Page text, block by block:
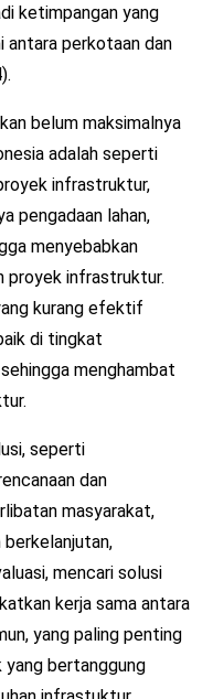
ketimpangan yang
antara perkotaan dan
belum maksimalnya
adalah seperti
infrastruktur,
pengadaan lahan,
menyebabkan
proyek infrastruktur.
kurang efektif
di tingkat
menghambat
seperti
dan
masyarakat,
mencari solusi
kerja sama antara
yang paling penting
yang bertanggung